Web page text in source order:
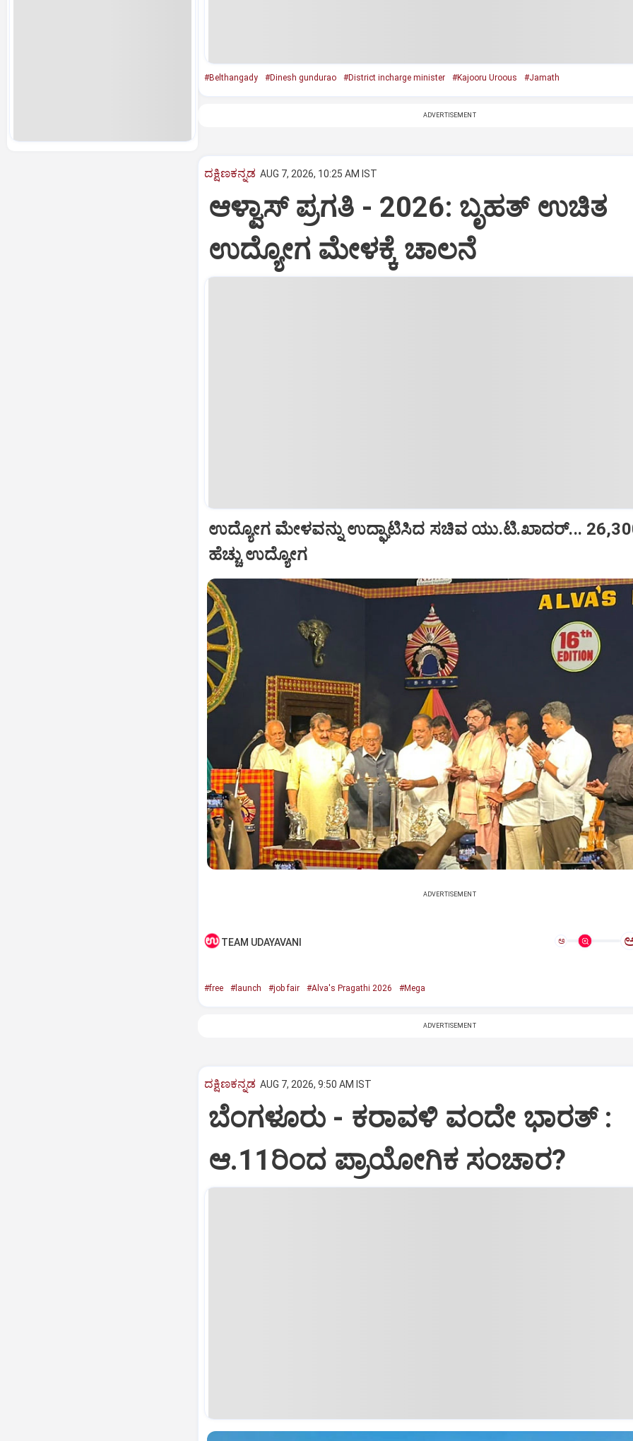
#Belthangady #Dinesh gundurao #District incharge minister #Kajooru Uroous #Jamath
ADVERTISEMENT
ದಕ್ಷಿಣಕನ್ನಡ AUG 7, 2026, 10:25 AM IST
ಆಳ್ವಾಸ್‌ ಪ್ರಗತಿ - 2026: ಬೃಹತ್ ಉಚಿತ
ಉದ್ಯೋಗ ಮೇಳಕ್ಕೆ ಚಾಲನೆ
ಉದ್ಯೋಗ ಮೇಳವನ್ನು ಉದ್ಘಾಟಿಸಿದ ಸಚಿವ ಯು.ಟಿ.ಖಾದರ್‌...
ಹೆಚ್ಚು ಉದ್ಯೋಗ
ADVERTISEMENT
TEAM UDAYAVANI ಅ
#free #launch #job fair #Alva's Pragathi 2026 #Mega
ADVERTISEMENT
ದಕ್ಷಿಣಕನ್ನಡ AUG 7, 2026, 9:50 AM IST
ಬೆಂಗಳೂರು - ಕರಾವಳಿ ವಂದೇ ಭಾರತ್‌ :
ಆ.11ರಿಂದ ಪ್ರಾಯೋಗಿಕ ಸಂಚಾರ?